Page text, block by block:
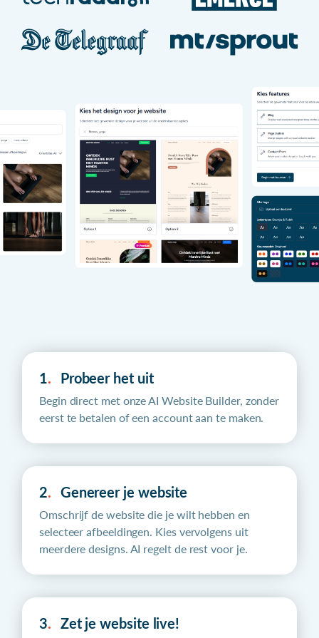
1. Probeer het uit
Begin direct met onze AI Website Builder, zonder
eerst te betalen of een account aan te maken.
2. Genereer je website
Omschrijf de website die je wilt hebben en
selecteer afbeeldingen. Kies vervolgens uit
meerdere designs. AI regelt de rest voor je.
3. Zet je website live!